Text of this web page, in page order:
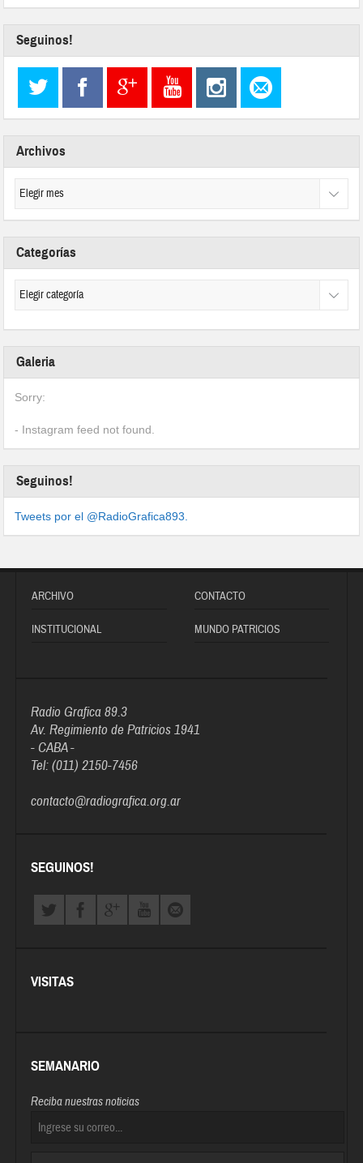
Seguinos!
Archivos
Categorías
Galeria
Sorry:
- Instagram feed not found.
Seguinos!
Tweets por el @RadioGrafica893.
ARCHIVO CONTACTO
INSTITUCIONAL MUNDO PATRICIOS
Radio Grafica 89.3
Av. Regimiento de Patricios 1941
- CABA -
Tel: (011) 2150-7456
contacto@radiografica.org.ar
SEGUINOS!
VISITAS
SEMANARIO
Reciba nuestras noticias